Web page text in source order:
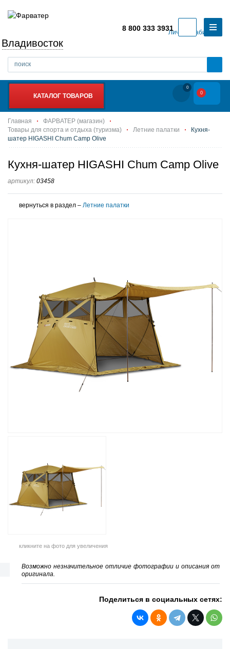
Личный кабинет
Владивосток
8 800 333 3931
КАТАЛОГ ТОВАРОВ
0
0
Главная
ФАРВАТЕР (магазин)
Товары для спорта и отдыха (туризма)
Летние палатки
Кухня-
шатер HIGASHI Chum Camp Olive
Кухня-шатер HIGASHI Chum Camp Olive
артикул: 03458
вернуться в раздел – Летние палатки
кликните на фото для увеличения
Возможно незначительное отличие фотографии и описания от
оригинала.
Поделиться в социальных сетях: